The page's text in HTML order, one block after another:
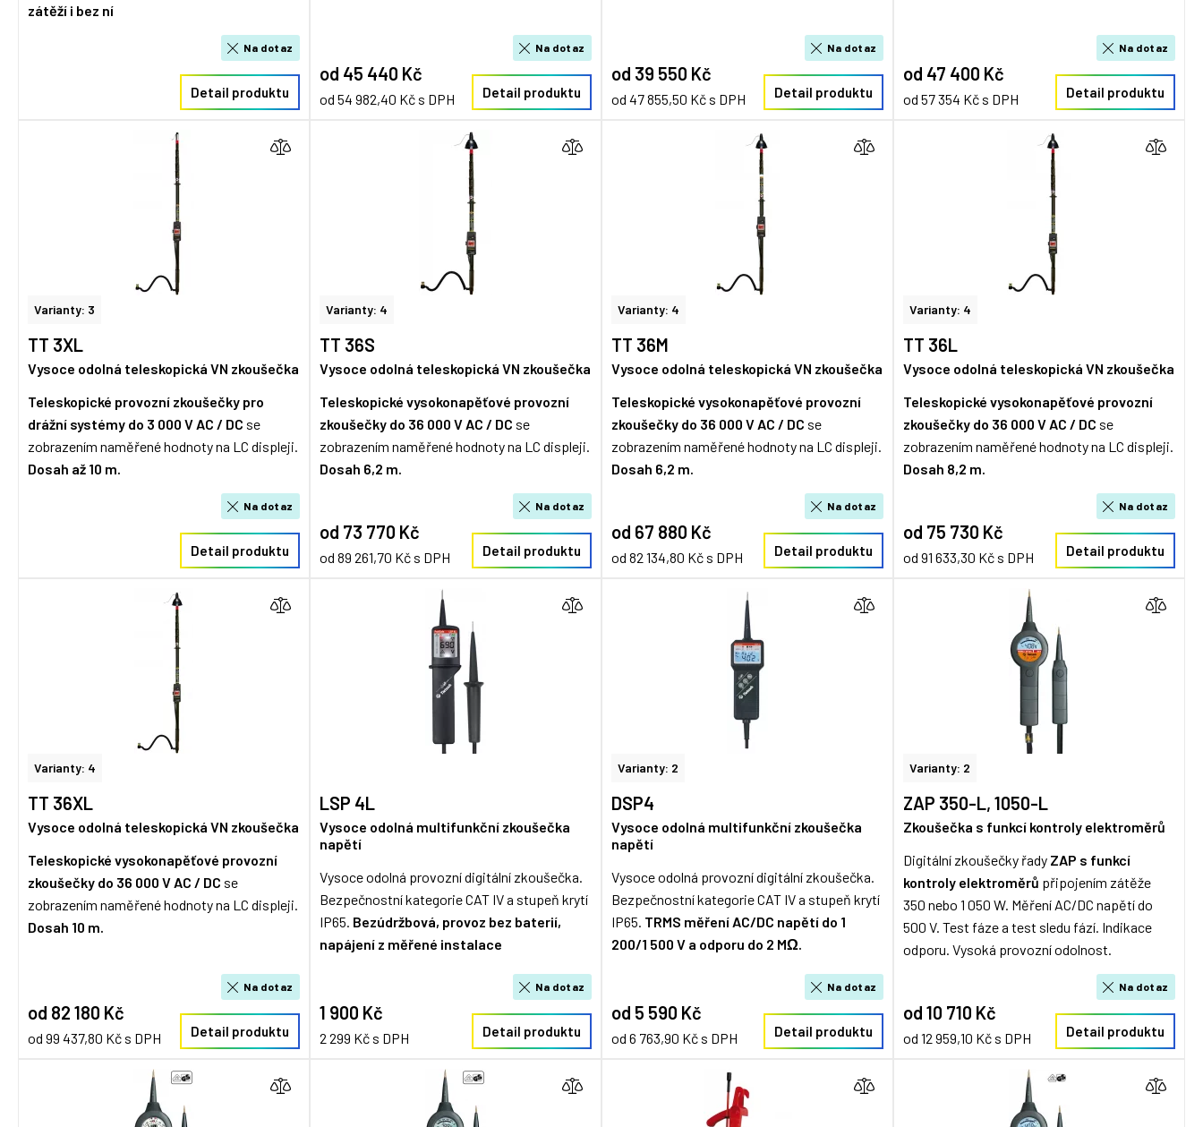
zátěží i bez ní
Na dotaz
Detail produktu
od 45 440 Kč
od 54 982,40 Kč s DPH
Na dotaz
Detail produktu
od 39 550 Kč
od 47 855,50 Kč s DPH
Na dotaz
Detail produktu
od 47 400 Kč
od 57 354 Kč s DPH
Na dotaz
Detail produktu
Varianty: 3
TT 3XL
Vysoce odolná teleskopická VN zkoušečka
Teleskopické provozní zkoušečky pro
drážní systémy do 3 000 V AC / DC se
zobrazením naměřené hodnoty na LC displeji.
Dosah až 10 m.
Na dotaz
Detail produktu
Varianty: 4
TT 36S
Vysoce odolná teleskopická VN zkoušečka
Teleskopické vysokonapěťové provozní
zkoušečky do 36 000 V AC / DC se
zobrazením naměřené hodnoty na LC displeji.
Dosah 6,2 m.
od 73 770 Kč
od 89 261,70 Kč s DPH
Na dotaz
Detail produktu
Varianty: 4
TT 36M
Vysoce odolná teleskopická VN zkoušečka
Teleskopické vysokonapěťové provozní
zkoušečky do 36 000 V AC / DC se
zobrazením naměřené hodnoty na LC displeji.
Dosah 6,2 m.
od 67 880 Kč
od 82 134,80 Kč s DPH
Na dotaz
Detail produktu
Varianty: 4
TT 36L
Vysoce odolná teleskopická VN zkoušečka
Teleskopické vysokonapěťové provozní
zkoušečky do 36 000 V AC / DC se
zobrazením naměřené hodnoty na LC displeji.
Dosah 8,2 m.
od 75 730 Kč
od 91 633,30 Kč s DPH
Na dotaz
Detail produktu
Varianty: 4
TT 36XL
Vysoce odolná teleskopická VN zkoušečka
Teleskopické vysokonapěťové provozní
zkoušečky do 36 000 V AC / DC se
zobrazením naměřené hodnoty na LC displeji.
Dosah 10 m.
od 82 180 Kč
od 99 437,80 Kč s DPH
Na dotaz
Detail produktu
LSP 4L
Vysoce odolná multifunkční zkoušečka
napětí
Vysoce odolná provozní digitální zkoušečka.
Bezpečnostní kategorie CAT IV a stupeň krytí
IP65. Bezúdržbová, provoz bez baterií,
napájení z měřené instalace
1 900 Kč
2 299 Kč s DPH
Na dotaz
Detail produktu
Varianty: 2
DSP4
Vysoce odolná multifunkční zkoušečka
napětí
Vysoce odolná provozní digitální zkoušečka.
Bezpečnostní kategorie CAT IV a stupeň krytí
IP65. TRMS měření AC/DC napětí do 1
200/1 500 V a odporu do 2 MΩ.
od 5 590 Kč
od 6 763,90 Kč s DPH
Na dotaz
Detail produktu
Varianty: 2
ZAP 350-L, 1050-L
Zkoušečka s funkcí kontroly elektroměrů
Digitální zkoušečky řady ZAP s funkcí
kontroly elektroměrů připojením zátěže
350 nebo 1 050 W. Měření AC/DC napětí do
500 V. Test fáze a test sledu fází. Indikace
odporu. Vysoká provozní odolnost.
od 10 710 Kč
od 12 959,10 Kč s DPH
Na dotaz
Detail produktu